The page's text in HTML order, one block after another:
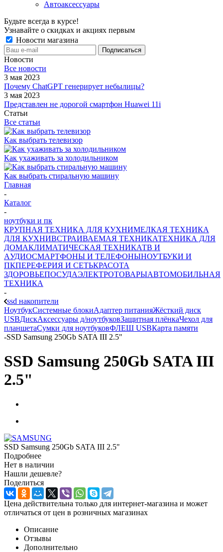
Автоаксессуары
Будьте всегда в курсе!
Узнавайте о скидках и акциях первым
Новости магазина
Новости
Все новости
3 мая 2023
Почему ChatGPT генерирует небылицы?
3 мая 2023
Представлен не дорогой смартфон Huawei 11i
Статьи
Все статьи
Как выбрать телевизор
Как ухаживать за холодильником
Как выбрать стиральную машину
Главная
-
Каталог
-
ноутбуки и пк
КРУПНАЯ ТЕХНИКА ДЛЯ КУХНИМЕЛКАЯ ТЕХНИКА
ДЛЯ КУХНИВСТРАИВАЕМАЯ ТЕХНИКАТЕХНИКА ДЛЯ
ДОМАКЛИМАТИЧЕСКАЯ ТЕХНИКАТВ И
AУДИОСМАРТФОНЫ И ТЕЛЕФОНЫНОУТБУКИ И
ПКПЕРЕФЕРИЯ И СЕТЬКРАСОТА
ЗДОРОВЬЕПОСУДАЭЛЕКТРОТОВАРЫАВТОМОБИЛЬНАЯ
ТЕХНИКА
-
ssd накопители
НоутбукСистемные блокиАдаптер питанияЖёсткий диск
USBДискАксессуары д/ноутбуковЗащитная плёнкаЧехол для
планшетаСумки для ноутбуковФЛЕШ USBКарта памяти
-SSD Samsung 250Gb SATA III 2.5"
SSD Samsung 250Gb SATA III
2.5"
SSD Samsung 250Gb SATA III 2.5"
Подробнее
Нет в наличии
Нашли дешевле?
Поделиться
Цена действительна только для интернет-магазина и может
отличаться от цен в розничных магазинах
Описание
Отзывы
Дополнительно